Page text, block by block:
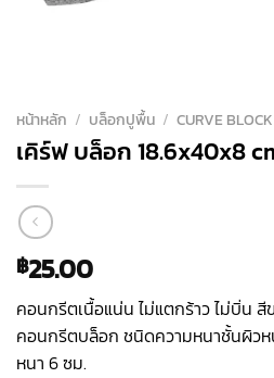
หน้าหลัก / บล็อกปูพื้น / CURVE BLOCK
เคิร์ฟ บล็อก 18.6x40x8
฿25.00
คอนกรีตเนื้อแน่น ไม่แตกร้าว ไม่บิ่น สี
คอนกรีตบล็อก ชนิดความหนาชั้นผิวห
หนา 6 ซม.